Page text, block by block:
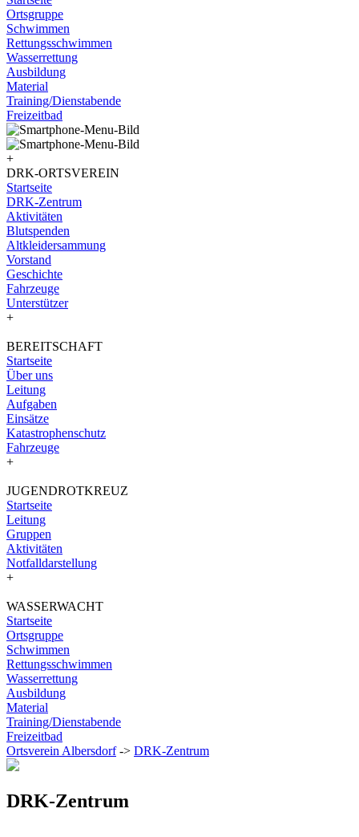
Ortsgruppe
Schwimmen
Rettungsschwimmen
Wasserrettung
Ausbildung
Material
Training/Dienstabende
Freizeitbad
+
DRK-ORTSVEREIN
Startseite
DRK-Zentrum
Aktivitäten
Blutspenden
Altkleidersammung
Vorstand
Geschichte
Fahrzeuge
Unterstützer
+
BEREITSCHAFT
Startseite
Über uns
Leitung
Aufgaben
Einsätze
Katastrophenschutz
Fahrzeuge
+
JUGENDROTKREUZ
Startseite
Leitung
Gruppen
Aktivitäten
Notfalldarstellung
+
WASSERWACHT
Startseite
Ortsgruppe
Schwimmen
Rettungsschwimmen
Wasserrettung
Ausbildung
Material
Training/Dienstabende
Freizeitbad
Ortsverein Albersdorf-> DRK-Zentrum
DRK-Zentrum